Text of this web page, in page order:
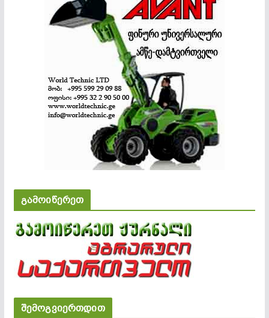
გამოიწერეთ
შემოგვიერთდით